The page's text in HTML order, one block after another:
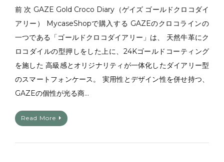
前 次 GAZE Gold Croco Diary（ゲイズ ゴールドクロコダイ
アリー） MycaseShopで購入する GAZEのクロコラインの
一つである「ゴールドクロコダイアリー」は、 天然牛革にク
ロコダイルの型押しをした上に、24Kゴールドコーティング
を施した 高級感とオリジナリティが一体化したダイアリー型
のスマートフォンケース。 実用性とデザイン性を併せ持つ、
GAZEの個性が光る商…
Read More